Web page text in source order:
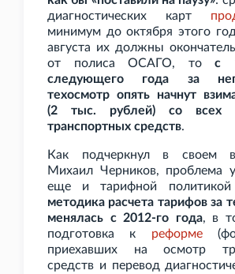
диагностических карт
минимум до октября этого
августа их должны
от полиса ОСАГО, то с
следующего года за
техосмотр опять начнут
(2
тыс. рублей) со всех
транспортных средств.
Как подчеркнул в своем
Михаил Черников, проблема
еще и тарифной
методика расчета тарифов за
менялась с 2012-го года, в
подготовка к реформе
приехавших на осмотр
средств и перевод